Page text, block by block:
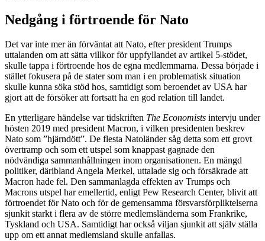
Nedgång i förtroende för Nato
Det var inte mer än förväntat att Nato, efter president Trumps
uttalanden om att sätta villkor för uppfyllandet av artikel 5-stödet,
skulle tappa i förtroende hos de egna medlemmarna. Dessa började i
stället fokusera på de stater som man i en problematisk situation
skulle kunna söka stöd hos, samtidigt som beroendet av USA har
gjort att de försöker att fortsatt ha en god relation till landet.
En ytterligare händelse var tidskriften The Economists intervju under
hösten 2019 med president Macron, i vilken presidenten beskrev
Nato som ”hjärndött”. De flesta Natoländer såg detta som ett grovt
övertramp och som ett utspel som knappast gagnade den
nödvändiga sammanhållningen inom organisationen. En mängd
politiker, däribland Angela Merkel, uttalade sig och försäkrade att
Macron hade fel. Den sammanlagda effekten av Trumps och
Macrons utspel har emellertid, enligt Pew Research Center, blivit att
förtroendet för Nato och för de gemensamma försvarsförpliktelserna
sjunkit starkt i flera av de större medlemsländerna som Frankrike,
Tyskland och USA. Samtidigt har också viljan sjunkit att själv ställa
upp om ett annat medlemsland skulle anfallas.